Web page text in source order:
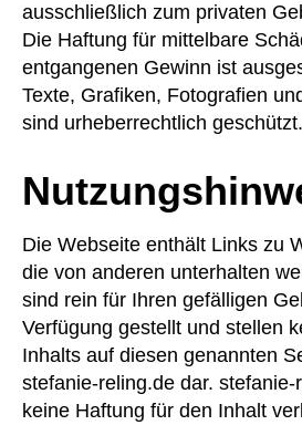
ausschließlich zum privaten
Die Haftung für mittelbare
entgangenen Gewinn ist
Texte, Grafiken, Fotografien
sind urheberrechtlich geschützt.
Die Webseite enthält Links zu
die von anderen unterhalten
sind rein für Ihren gefälligen
Verfügung gestellt und stellen
Inhalts auf diesen genannten
stefanie-reling.de dar.
keine Haftung für den Inhalt